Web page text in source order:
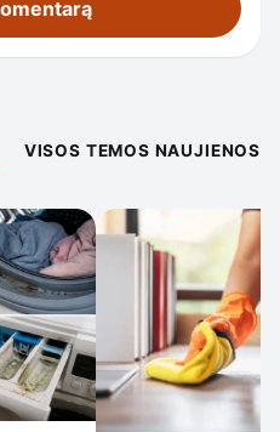
VISOS TEMOS NAUJIENOS